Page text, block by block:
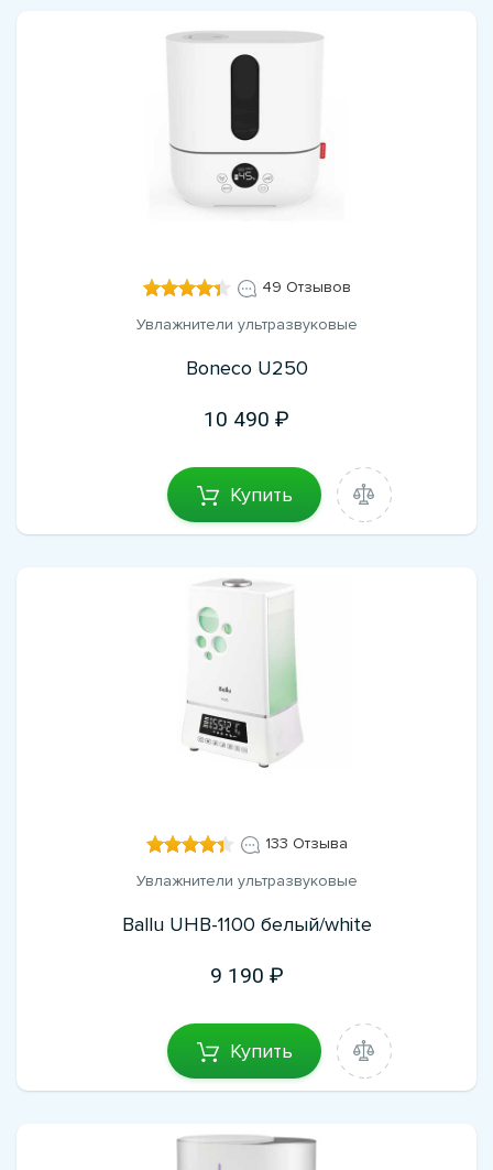
49 Отзывов
Увлажнители ультразвуковые
Boneco U250
10 490
Купить
133 Отзыва
Увлажнители ультразвуковые
Ballu UHB-1100 белый/white
9 190
Купить